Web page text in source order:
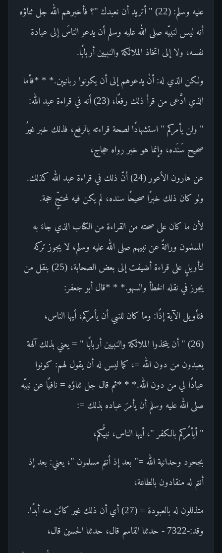
عليه وسلم: (22) " أتريد أن نعبدك "؟ فأخبرهم الله جل ثناؤه
أنه ليس لنبيّه صلى الله عليه وسلم أن يدعو الناسَ إلى عبادة
نفسه، ولا إلى اتخاذ الملائكة والنبيين أربابًا.
ولكن الذي له: أنْ يدعوهم إلى أن يكونوا ربانيين.* * *فأما
الذي ادَّعى من قرأ ذلك رفعًا، (23) أنه في قراءة عبد الله:
" ولن يأمركم " استشهادًا لصحة قراءته بالرفع، فذلك خبر غيرُ
صحيح سَنَده، وإنما هو خبر رواه حجاج،
عن هارون الأعور (24) أنّ ذلك في قراءة عبد الله كذلك.
ولو كان ذلك خبرًا صحيحًا سنده، لم يكن فيه لمحتجٍّ حجة.
لأن ما كان على صحته من القراءة من الكتاب الذي جاءَ به
المسلمون وراثةً عن نبيهم صلى الله عليه وسلم، لا يجوز تركه
لتأويلٍ على قراءة أضيفت إلى بعض الصحابة، (25) بنقل من
يجوز في نقله الخطأ والسهو.* * *قال أبو جعفر:
فتأويل الآية إذًا: وما كان للنبي أن يأمركم، أيها الناس،
(26) " أن يتخذوا الملائكة والنبيين أربابًا " = يعني بذلك آلهة
يعبدون من دون الله =، كما ليس له أن يقول لهم: كونوا
عبادًا لي من دون الله.* * *ثم قال جل ثناؤه = نافيًا عن نبيّه
صلى الله عليه وسلم أن يأمرَ عباده بذلك =:
" أيأمُركم بالكفر "، أيها الناس، نبيُّكم،
بجحود وحدانية الله =" بعد إذ أنتم مسلمون "، يعني: بعد إذ
أنتم له منقادون بالطاعة،
متذللون له بالعبودة = (27) أي أن ذلك غير كائن منه أبدًا.
وقد:-7322 - حدثنا القاسم قال، حدثنا الحسين قال،